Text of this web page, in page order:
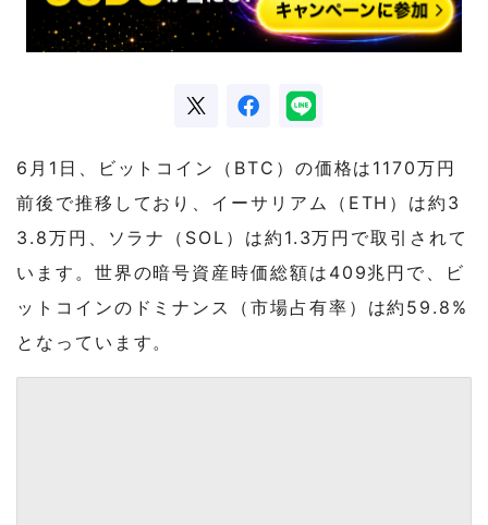
6月1日、ビットコイン（BTC）の価格は1170万円
前後で推移しており、イーサリアム（ETH）は約3
3.8万円、ソラナ（SOL）は約1.3万円で取引されて
います。世界の暗号資産時価総額は409兆円で、ビ
ットコインのドミナンス（市場占有率）は約59.8%
となっています。